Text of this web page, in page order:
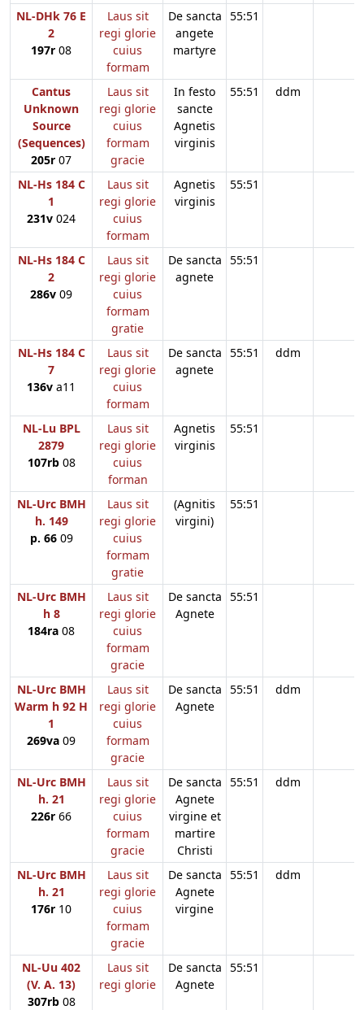
NL-DHk 76 E
2
197r 08
Laus sit
regi glorie
cuius
formam
De sancta
angete
martyre
55:51
Cantus
Unknown
Source
(Sequences)
205r 07
Laus sit
regi glorie
cuius
formam
gracie
In festo
sancte
Agnetis
virginis
55:51 ddm
NL-Hs 184 C
1
231v 024
Laus sit
regi glorie
cuius
formam
Agnetis
virginis
55:51
NL-Hs 184 C
2
286v 09
Laus sit
regi glorie
cuius
formam
gratie
De sancta
agnete
55:51
NL-Hs 184 C
7
136v a11
Laus sit
regi glorie
cuius
formam
De sancta
agnete
55:51 ddm
NL-Lu BPL
2879
107rb08
Laus sit
regi glorie
cuius
forman
Agnetis
virginis
55:51
NL-Urc BMH
h. 149
p. 6609
Laus sit
regi glorie
cuius
formam
gratie
(Agnitis
virgini)
55:51
NL-Urc BMH
h 8
184ra 08
Laus sit
regi glorie
cuius
formam
gracie
De sancta
Agnete
55:51
NL-Urc BMH
Warm h 92 H
1
269va 09
Laus sit
regi glorie
cuius
formam
gracie
De sancta
Agnete
55:51 ddm
NL-Urc BMH
h. 21
226r 66
Laus sit
regi glorie
cuius
formam
gracie
De sancta
Agnete
virgine et
martire
Christi
55:51 ddm
NL-Urc BMH
h. 21
176r 10
Laus sit
regi glorie
cuius
formam
gracie
De sancta
Agnete
virgine
55:51 ddm
NL-Uu 402
(V. A. 13)
307rb08
Laus sit
regi glorie
De sancta
Agnete
55:51